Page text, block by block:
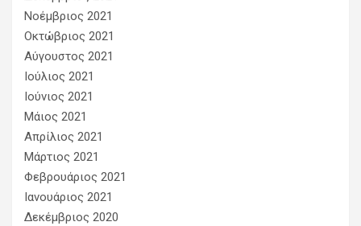
Νοέμβριος 2021
Οκτώβριος 2021
Αύγουστος 2021
Ιούλιος 2021
Ιούνιος 2021
Μάιος 2021
Απρίλιος 2021
Μάρτιος 2021
Φεβρουάριος 2021
Ιανουάριος 2021
Δεκέμβριος 2020